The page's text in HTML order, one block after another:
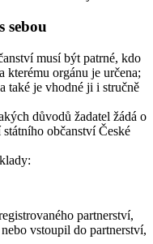
sebou
musí být patrné, kdo
kterému orgánu je určena;
také je vhodné ji i stručně
důvodů žadatel žádá o
občanství České
partnerství,
vstoupil do partnerství,